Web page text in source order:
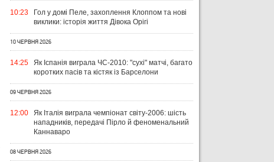
10:23
Гол у домі Пеле, захоплення Клоппом та нові
виклики: історія життя Дівока Орігі
10 ЧЕРВНЯ 2026
14:25
Як Іспанія виграла ЧС-2010: "сухі" матчі, багато
коротких пасів та кістяк із Барселони
09 ЧЕРВНЯ 2026
12:00
Як Італія виграла чемпіонат світу-2006: шість
нападників, передачі Пірло й феноменальний
Каннаваро
08 ЧЕРВНЯ 2026